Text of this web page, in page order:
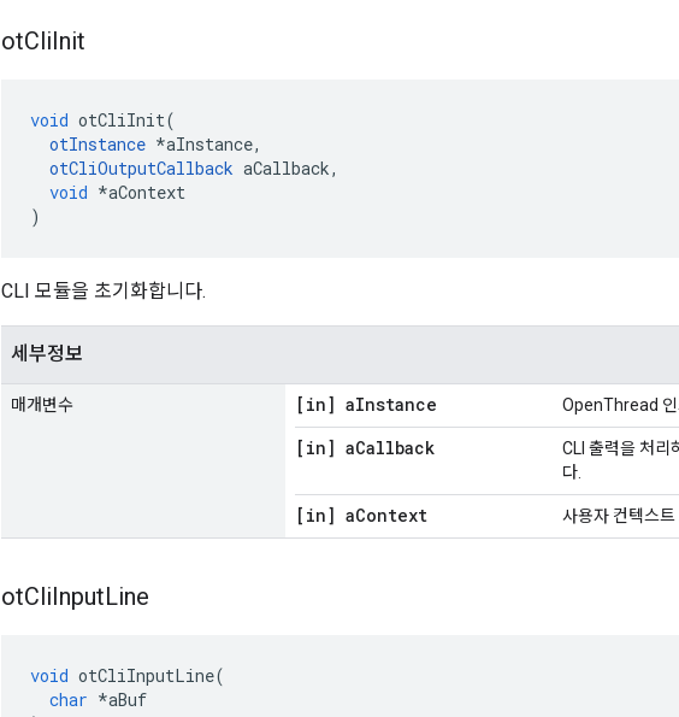
otCliInit
void otCliInit(
otInstance *aInstance,
otCliOutputCallback aCallback,
void *aContext
)
CLI 모듈을 초기화합니다.
세부정보
매개변수 [in] aInstance OpenThread 인
[in] aCallback
CLI 출력을 처리
다.
[in] aContext 사용자 컨텍스트
otCliInputLine
void otCliInputLine(
char *aBuf